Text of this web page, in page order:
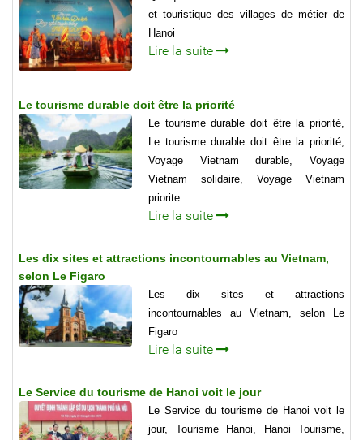
et touristique des villages de métier de
Hanoi
Lire la suite
Le tourisme durable doit être la priorité
Le tourisme durable doit être la priorité,
Le tourisme durable doit être la priorité,
Voyage Vietnam durable, Voyage
Vietnam solidaire, Voyage Vietnam
priorite
Lire la suite
Les dix sites et attractions incontournables au Vietnam,
selon Le Figaro
Les dix sites et attractions
incontournables au Vietnam, selon Le
Figaro
Lire la suite
Le Service du tourisme de Hanoi voit le jour
Le Service du tourisme de Hanoi voit le
jour, Tourisme Hanoi, Hanoi Tourisme,